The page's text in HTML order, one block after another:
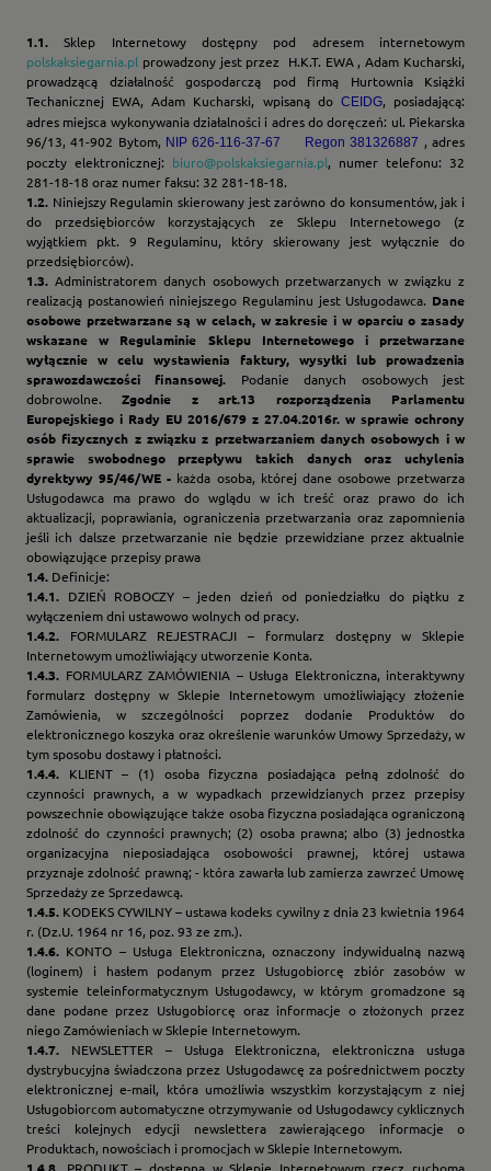
1.1. Sklep Internetowy dostępny pod adresem internetowym
polskaksiegarnia.pl prowadzony jest przez H.K.T. EWA , Adam Kucharski,
prowadzącą działalność gospodarczą pod firmą Hurtownia Książki
Techanicznej EWA, Adam Kucharski, wpisaną do CEIDG, posiadającą:
adres miejsca wykonywania działalności i adres do doręczeń: ul. Piekarska
96/13, 41-902 Bytom, NIP 626-116-37-67 Regon 381326887 , adres
poczty elektronicznej: biuro@polskaksiegarnia.pl, numer telefonu: 32
281-18-18 oraz numer faksu: 32 281-18-18.
1.2. Niniejszy Regulamin skierowany jest zarówno do konsumentów, jak i
do przedsiębiorców korzystających ze Sklepu Internetowego (z
wyjątkiem pkt. 9 Regulaminu, który skierowany jest wyłącznie do
przedsiębiorców).
1.3. Administratorem danych osobowych przetwarzanych w związku z
realizacją postanowień niniejszego Regulaminu jest Usługodawca. Dane
osobowe przetwarzane są w celach, w zakresie i w oparciu o zasady
wskazane w Regulaminie Sklepu Internetowego i przetwarzane
wyłącznie w celu wystawienia faktury, wysyłki lub prowadzenia
sprawozdawczości finansowej. Podanie danych osobowych jest
dobrowolne.Zgodnie z art.13 rozporządzenia Parlamentu
Europejskiego i Rady EU 2016/679 z 27.04.2016r. w sprawie ochrony
osób fizycznych z związku z przetwarzaniem danych osobowych i w
sprawie swobodnego przepływu takich danych oraz uchylenia
dyrektywy 95/46/WE - każda osoba, której dane osobowe przetwarza
Usługodawca ma prawo do wglądu w ich treść oraz prawo do ich
aktualizacji, poprawiania, ograniczenia przetwarzania oraz zapomnienia
jeśli ich dalsze przetwarzanie nie będzie przewidziane przez aktualnie
obowiązujące przepisy prawa
1.4. Definicje:
1.4.1. DZIEŃ ROBOCZY – jeden dzień od poniedziałku do piątku z
wyłączeniem dni ustawowo wolnych od pracy.
1.4.2. FORMULARZ REJESTRACJI – formularz dostępny w Sklepie
Internetowym umożliwiający utworzenie Konta.
1.4.3. FORMULARZ ZAMÓWIENIA – Usługa Elektroniczna, interaktywny
formularz dostępny w Sklepie Internetowym umożliwiający złożenie
Zamówienia, w szczególności poprzez dodanie Produktów do
elektronicznego koszyka oraz określenie warunków Umowy Sprzedaży, w
tym sposobu dostawy i płatności.
1.4.4. KLIENT – (1) osoba fizyczna posiadająca pełną zdolność do
czynności prawnych, a w wypadkach przewidzianych przez przepisy
powszechnie obowiązujące także osoba fizyczna posiadająca ograniczoną
zdolność do czynności prawnych; (2) osoba prawna; albo (3) jednostka
organizacyjna nieposiadająca osobowości prawnej, której ustawa
przyznaje zdolność prawną; - która zawarła lub zamierza zawrzeć Umowę
Sprzedaży ze Sprzedawcą.
1.4.5. KODEKS CYWILNY – ustawa kodeks cywilny z dnia 23 kwietnia 1964
r. (Dz.U. 1964 nr 16, poz. 93 ze zm.).
1.4.6. KONTO – Usługa Elektroniczna, oznaczony indywidualną nazwą
(loginem) i hasłem podanym przez Usługobiorcę zbiór zasobów w
systemie teleinformatycznym Usługodawcy, w którym gromadzone są
dane podane przez Usługobiorcę oraz informacje o złożonych przez
niego Zamówieniach w Sklepie Internetowym.
1.4.7. NEWSLETTER – Usługa Elektroniczna, elektroniczna usługa
dystrybucyjna świadczona przez Usługodawcę za pośrednictwem poczty
elektronicznej e-mail, która umożliwia wszystkim korzystającym z niej
Usługobiorcom automatyczne otrzymywanie od Usługodawcy cyklicznych
treści kolejnych edycji newslettera zawierającego informacje o
Produktach, nowościach i promocjach w Sklepie Internetowym.